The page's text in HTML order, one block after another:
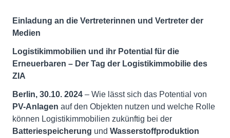
Einladung an die Vertreterinnen und Vertreter der
Medien
Logistikimmobilien und ihr Potential für die
Erneuerbaren – Der Tag der Logistikimmobilie des
ZIA
Berlin, 30.10. 2024 – Wie lässt sich das Potential von
PV-Anlagen auf den Objekten nutzen und welche Rolle
können Logistikimmobilien zukünftig bei der
Batteriespeicherung und Wasserstoffproduktion